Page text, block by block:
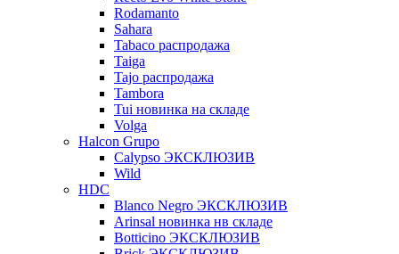
Rodamanto
Sahara
Tabaco распродажа
Taiga
Tajo распродажа
Tambora
Tui новинка на складе
Volga
Halcon Grupo
Calypso ЭКСКЛЮЗИВ
Wild
HDC
Blanco Negro ЭКСКЛЮЗИВ
Arinsal новинка нв складе
Botticino ЭКСКЛЮЗИВ